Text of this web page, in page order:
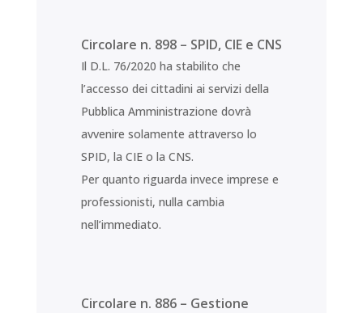
Circolare n. 898 – SPID, CIE e CNS
Il D.L. 76/2020 ha stabilito che
l’accesso dei cittadini ai servizi della
Pubblica Amministrazione dovrà
avvenire solamente attraverso lo
SPID, la CIE o la CNS.
Per quanto riguarda invece imprese e
professionisti, nulla cambia
nell’immediato.
Circolare n. 886 – Gestione